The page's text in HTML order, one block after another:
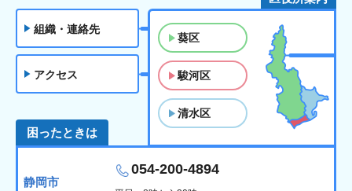
組織・連絡先
アクセス
葵区
駿河区
清水区
困ったときは
静岡市
054-200-4894